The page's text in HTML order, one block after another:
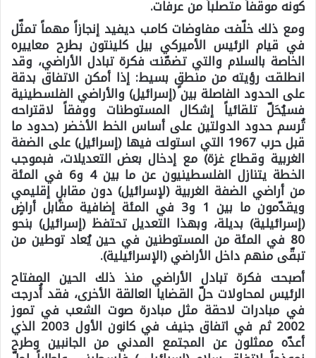
كونه موقفاً متصلّباً من عرفات.
ومع ذلك خلّفت مفاوضات كامب ديفيد إنجازاً مهماً تمثّل
في قيام الرئيس الأميركي بيل كلينتون بطرح معاييره
الخاصة بالسلام والتي تضمّنت فكرة تبادل الأراضي، وقد
انطلقت رؤيته من منطقٍ بسيط: إذا أمكن الاتفاق بدقة
على الحدود الفاصلة بين (إسرائيل) والأراضي الفلسطينية
فسيُحَلّ تلقائياً إشكال المستوطنات ووفقاً لاقتراحه
تُرسم حدود الدولتين على أساس الخط الأخضر (حدود ما
قبل حرب 1967 التي استولت فيها (إسرائيل) على الضفة
الغربية وقطاع غزة) مع إدخال بعض التعديلات، فبموجب
الخطة يتنازل الفلسطينيون عن ما بين 4 و6 في المئة
من أراضي الضفة الغربية (لإسرائيل) دون مقابلٍ إقليمي
ويقدّمون ما بين 1 و3 في المئة إضافية مقابل أراضٍ
(إسرائيلية) بديلة، وبهذا التعديل تحتفظ (إسرائيل) بنحو
80 في المئة من المستوطنين في حين يُعاد توطين من
تبقّى منهم داخل الأراضي (الإسرائيلية).
أصبحت فكرة تبادل الأراضي منذ ذلك الحين المفتاح
الرئيس لمحاولات حلّ القضايا العالقة الأخرى، فقد أُدرجت
في مبادرات لاحقة مثل مبادرة صوت الشعب في تموز
2002 ثم في اتفاق جنيف في كانون الأول 2003 الذي
أعدّه ممثلون عن المجتمع المدني من الجانبين وطرح